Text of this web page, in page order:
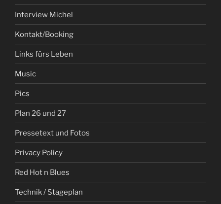
Interview Michel
Kontakt/Booking
Links fürs Leben
Music
Pics
Plan 26 und 27
Pressetext und Fotos
Privacy Policy
Red Hot n Blues
Technik / Stageplan